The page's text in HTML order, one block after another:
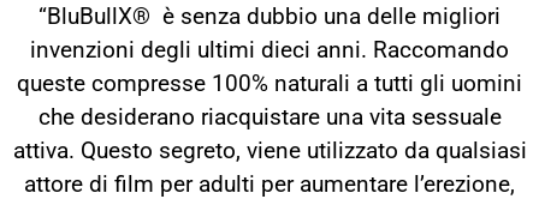
“BluBullX® è senza dubbio una delle migliori
invenzioni degli ultimi dieci anni. Raccomando
queste compresse 100% naturali a tutti gli uomini
che desiderano riacquistare una vita sessuale
attiva. Questo segreto, viene utilizzato da qualsiasi
attore di film per adulti per aumentare l’erezione,